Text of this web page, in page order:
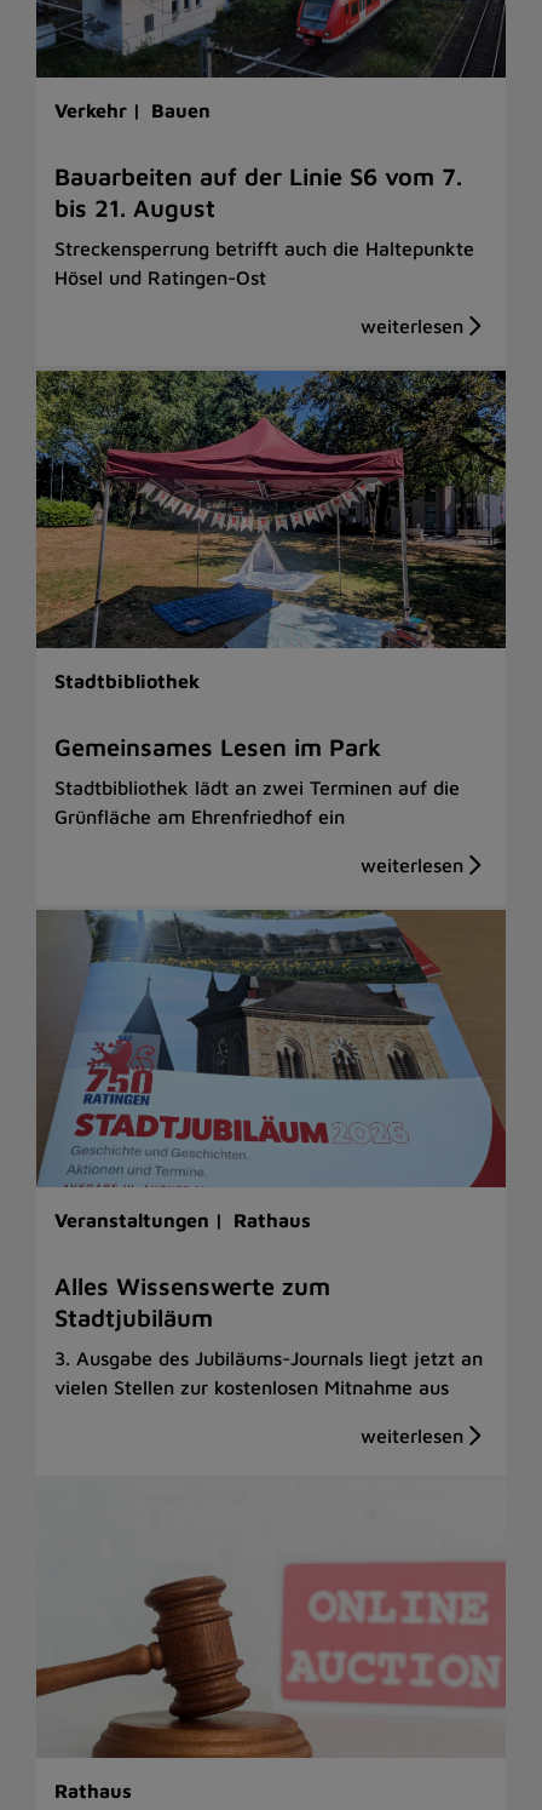
Verkehr | Bauen
Bauarbeiten auf der Linie S6 vom 7.
bis 21. August
Streckensperrung betrifft auch die Haltepunkte
Hösel und Ratingen-Ost
Stadtbibliothek
Gemeinsames Lesen im Park
Stadtbibliothek lädt an zwei Terminen auf die
Grünfläche am Ehrenfriedhof ein
Veranstaltungen | Rathaus
Alles Wissenswerte zum
Stadtjubiläum
3. Ausgabe des Jubiläums-Journals liegt jetzt an
vielen Stellen zur kostenlosen Mitnahme aus
Rathaus